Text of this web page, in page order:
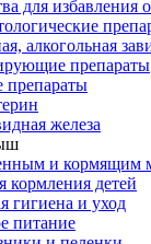
для избавления
алкогольная
препараты
железа
и кормящим
кормления детей
гигиена и уход
питание